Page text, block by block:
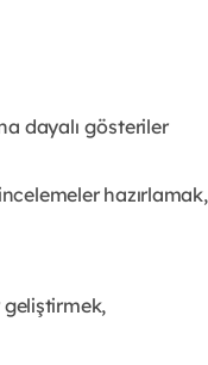
dayalı gösteriler
hazırlamak,